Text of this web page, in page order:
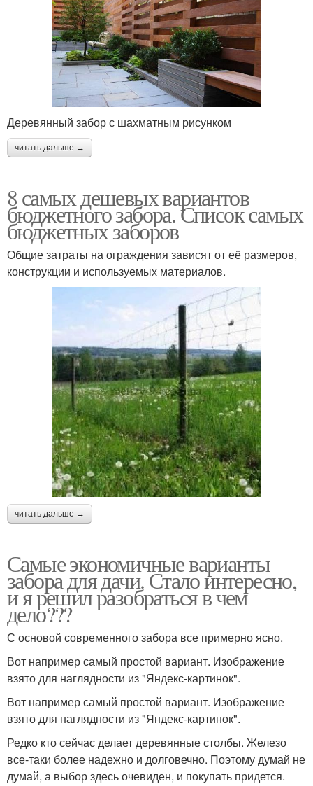
Деревянный забор с шахматным рисунком
читать дальше →
8 самых дешевых вариантов
бюджетного забора. Список самых
бюджетных заборов
Общие затраты на ограждения зависят от её размеров,
конструкции и используемых материалов.
читать дальше →
Самые экономичные варианты
забора для дачи. Стало интересно,
и я решил разобраться в чем
дело???
С основой современного забора все примерно ясно.
Вот например самый простой вариант. Изображение
взято для наглядности из "Яндекс-картинок".
Вот например самый простой вариант. Изображение
взято для наглядности из "Яндекс-картинок".
Редко кто сейчас делает деревянные столбы. Железо
все-таки более надежно и долговечно. Поэтому думай не
думай, а выбор здесь очевиден, и покупать придется.